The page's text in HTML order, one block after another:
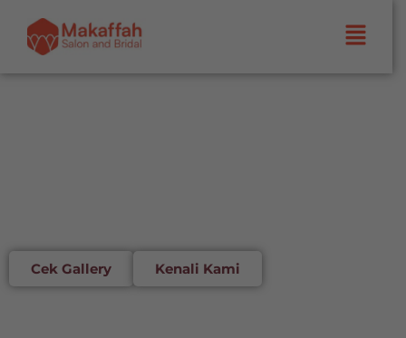
Cek Gallery Kenali Kami